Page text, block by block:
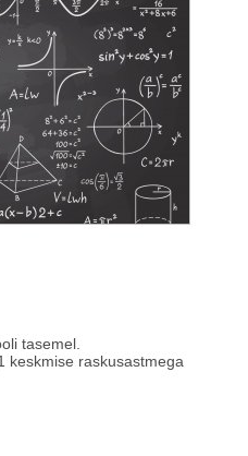
tasemel.
raskusastmega